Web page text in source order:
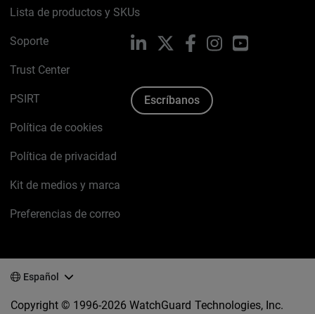
Lista de productos y SKUs
Soporte
Trust Center
PSIRT
Política de cookies
Política de privacidad
Kit de medios y marca
Preferencias de correo
LinkedIn FacebookInstagramYouTube
Escríbanos
Español
Copyright © 1996-2026 WatchGuard Technologies, Inc.